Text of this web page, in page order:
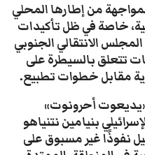
من إطارها المحلي
خاصة في ظل تأكيدات
الانتقالي الجنوبي
تتعلق بالسيطرة على
مقابل خطوات تطبيع.
أحرونوت»
بنيامين نتنياهو
نفوذًا غير مسبوق على